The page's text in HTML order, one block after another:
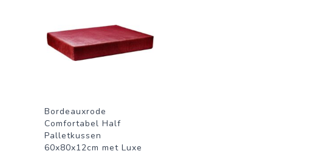
Bordeauxrode
Comfortabel Half
Palletkussen
60x80x12cm met Luxe